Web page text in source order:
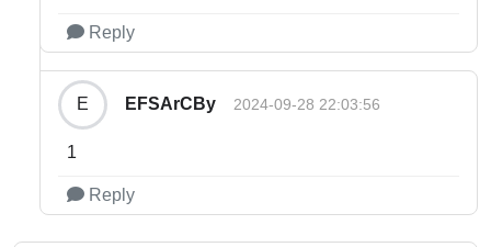
Reply
E EFSArCBy 2024-09-28 22:03:56
1
Reply